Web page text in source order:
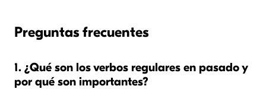
Preguntas frecuentes
1. ¿Qué son los verbos regulares en pasado y
por qué son importantes?